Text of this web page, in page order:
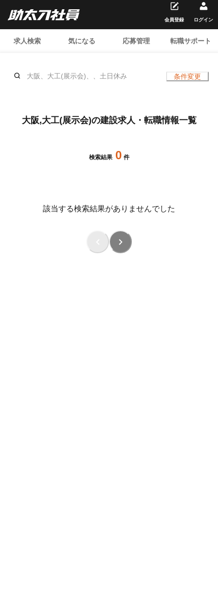
求人検索 気になる 応募管理 転職サポート
会員登録 ログイン
大阪、大工(展示会)、、土日休み 条件変更
大阪,大工(展示会)の建設求人・転職情報一覧
検索結果 0 件
該当する検索結果がありませんでした